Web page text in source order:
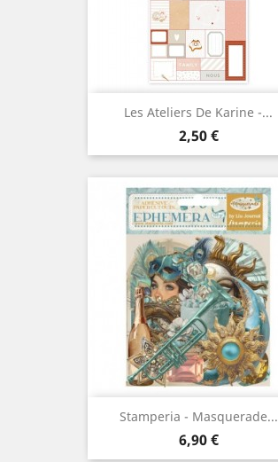
Les Ateliers De Karine -...
Prix
2,50 €
Stamperia - Masquerade...
Prix
6,90 €